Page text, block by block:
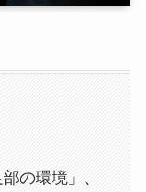
の環境」、